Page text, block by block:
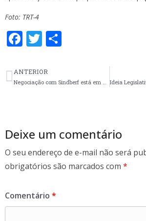
Foto: TRT-4
F
e
b
k
T
itt
er e
ANTERIOR
Negociação com Sindberf está em curso
Deixe um comentário
O seu endereço de e-mail não será
obrigatórios são marcados com *
Comentário *